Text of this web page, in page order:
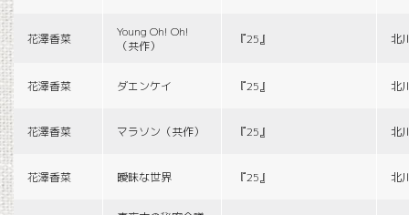
花澤香菜
Young Oh! Oh!
（共作）
『25』 北
花澤香菜 ダエンケイ 『25』 北
花澤香菜 マラソン（共作） 『25』 北
花澤香菜 曖昧な世界 『25』 北